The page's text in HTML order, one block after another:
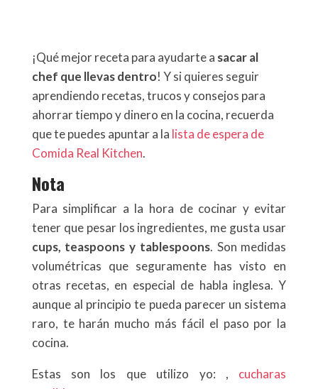
¡Qué mejor receta para ayudarte a sacar al
chef que llevas dentro! Y si quieres seguir
aprendiendo recetas, trucos y consejos para
ahorrar tiempo y dinero en la cocina, recuerda
que te puedes apuntar a la lista de espera de
Comida Real Kitchen.
Nota
Para simplificar a la hora de cocinar y evitar
tener que pesar los ingredientes, me gusta usar
cups, teaspoons y tablespoons. Son medidas
volumétricas que seguramente has visto en
otras recetas, en especial de habla inglesa. Y
aunque al principio te pueda parecer un sistema
raro, te harán mucho más fácil el paso por la
cocina.
Estas son los que utilizo yo: , cucharas